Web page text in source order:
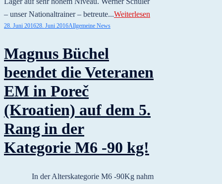
– unser Nationaltrainer – betreute...Weiterlesen
28. Juni 201628. Juni 2016Allgemeine News
Magnus Büchel
beendet die Veteranen
EM in Poreč
(Kroatien) auf dem 5.
Rang in der
Kategorie M6 -90 kg!
In der Alterskategorie M6 -90Kg nahm